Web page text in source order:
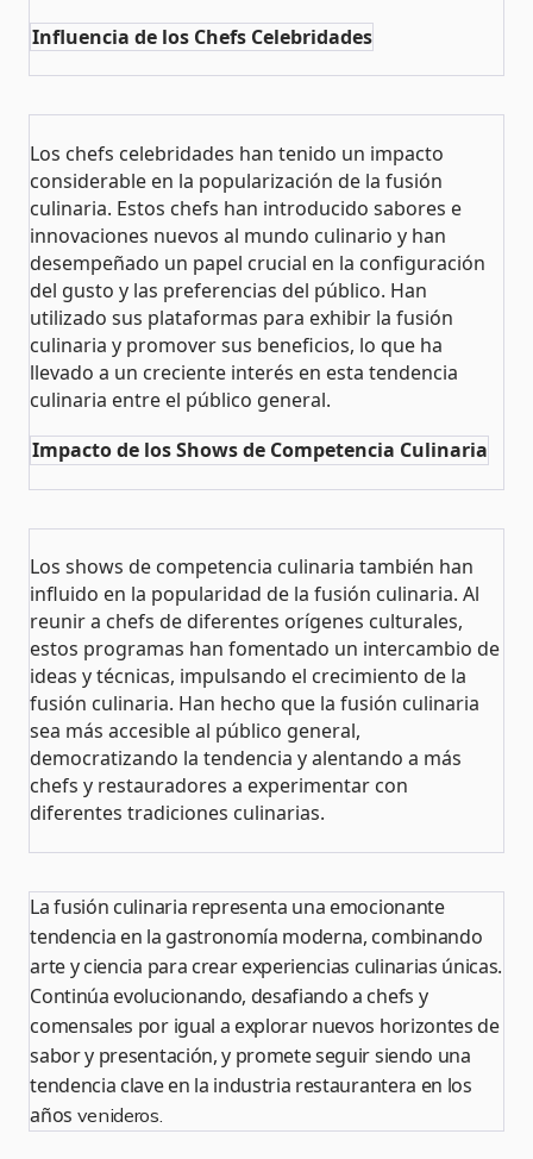
Influencia de los Chefs Celebridades
Los chefs celebridades han tenido un impacto
considerable en la popularización de la fusión
culinaria. Estos chefs han introducido sabores e
innovaciones nuevos al mundo culinario y han
desempeñado un papel crucial en la configuración
del gusto y las preferencias del público. Han
utilizado sus plataformas para exhibir la fusión
culinaria y promover sus beneficios, lo que ha
llevado a un creciente interés en esta tendencia
culinaria entre el público general​​.
Impacto de los Shows de Competencia Culinaria
Los shows de competencia culinaria también han
influido en la popularidad de la fusión culinaria. Al
reunir a chefs de diferentes orígenes culturales,
estos programas han fomentado un intercambio de
ideas y técnicas, impulsando el crecimiento de la
fusión culinaria. Han hecho que la fusión culinaria
sea más accesible al público general,
democratizando la tendencia y alentando a más
chefs y restauradores a experimentar con
diferentes tradiciones culinarias​​.
La fusión culinaria representa una emocionante
tendencia en la gastronomía moderna, combinando
arte y ciencia para crear experiencias culinarias únicas.
Continúa evolucionando, desafiando a chefs y
comensales por igual a explorar nuevos horizontes de
sabor y presentación, y promete seguir siendo una
tendencia clave en la industria restaurantera en los
años venideros.